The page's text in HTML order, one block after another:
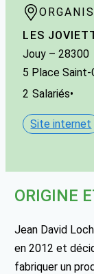
LES
Jouy – 28300
5 Place Saint-
2 Salariés•
Site internet
ORIGINE
Jean David
en 2012 et
fabriquer un